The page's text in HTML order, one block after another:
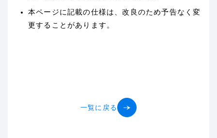
本ページに記載の仕様は、改良のため予告なく変
更することがあります。
一覧に戻る